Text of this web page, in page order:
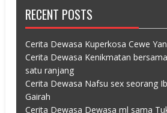
RECENT POSTS
Cerita Dewasa Kuperkosa Cewe
Cerita Dewasa Kenikmatan
satu ranjang
Cerita Dewasa Nafsu sex seorang
Gairah
Cerita Dewasa Dewasa ml sama